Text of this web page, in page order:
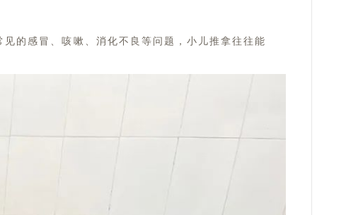
的感冒、咳嗽、消化不良等问题，小儿推拿往往能